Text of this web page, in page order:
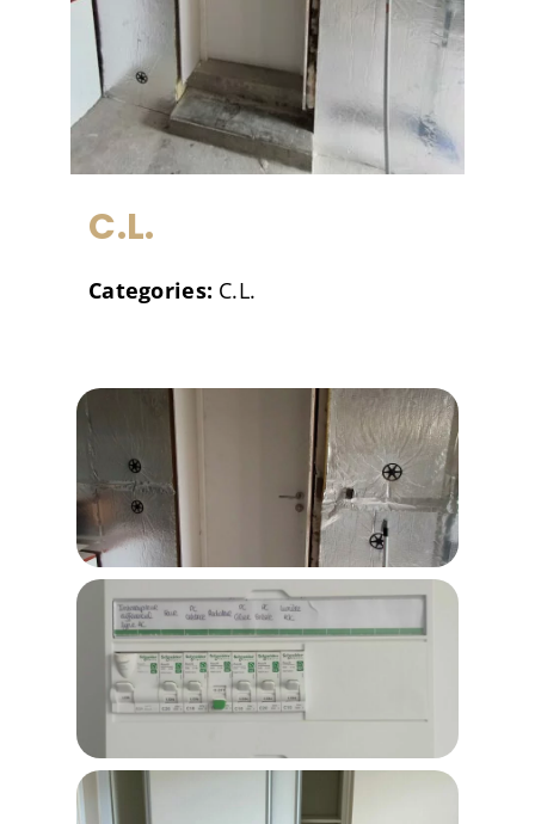
C.L.
Categories: C.L.